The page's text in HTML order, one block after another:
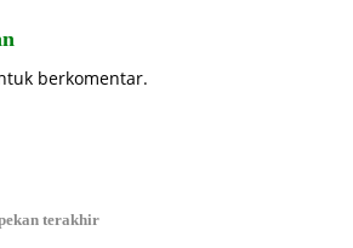
berkomentar.
terakhir